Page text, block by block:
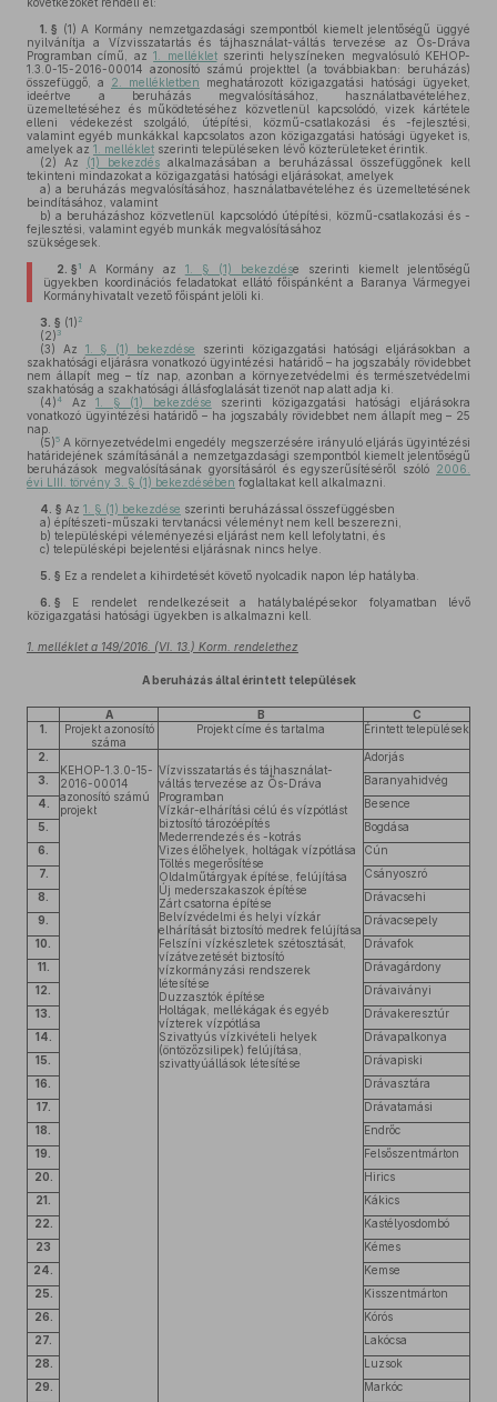
1. § (1) A Kormány nemzetgazdasági szempontból kiemelt jelentőségű üggyé
nyilvánítja a Vízvisszatartás és tájhasználat-váltás tervezése az Ős-Dráva
Programban című, az1. mellékletszerinti helyszíneken megvalósuló KEHOP-
1.3.0-15-2016-00014 azonosító számú projekttel (a továbbiakban: beruházás)
összefüggő, a 2. mellékletben meghatározott közigazgatási hatósági ügyeket,
ideértve a beruházás megvalósításához, használatbavételéhez,
üzemeltetéséhez és működtetéséhez közvetlenül kapcsolódó, vizek kártétele
elleni védekezést szolgáló, útépítési, közmű-csatlakozási és -fejlesztési,
valamint egyéb munkákkal kapcsolatos azon közigazgatási hatósági ügyeket is,
amelyek az 1. melléklet szerinti településeken lévő közterületeket érintik.
(2) Az (1) bekezdésalkalmazásában a beruházással összefüggőnek kell
tekinteni mindazokat a közigazgatási hatósági eljárásokat, amelyek
a) a beruházás megvalósításához, használatbavételéhez és üzemeltetésének
beindításához, valamint
b) a beruházáshoz közvetlenül kapcsolódó útépítési, közmű-csatlakozási és -
fejlesztési, valamint egyéb munkák megvalósításához
szükségesek.
2. § 1 A Kormány az 1. § (1) bekezdése szerinti kiemelt jelentőségű
ügyekben koordinációs feladatokat ellátó főispánként a Baranya Vármegyei
Kormányhivatalt vezető főispánt jelöli ki.
3. § (1) 2
(2) 3
(3) Az 1. § (1) bekezdése szerinti közigazgatási hatósági eljárásokban a
szakhatósági eljárásra vonatkozó ügyintézési határidő – ha jogszabály rövidebbet
nem állapít meg – tíz nap, azonban a környezetvédelmi és természetvédelmi
szakhatóság a szakhatósági állásfoglalását tizenöt nap alatt adja ki.
(4)4 Az1. § (1) bekezdése szerinti közigazgatási hatósági eljárásokra
vonatkozó ügyintézési határidő – ha jogszabály rövidebbet nem állapít meg – 25
nap.
(5)5 A környezetvédelmi engedély megszerzésére irányuló eljárás ügyintézési
határidejének számításánál a nemzetgazdasági szempontból kiemelt jelentőségű
beruházások megvalósításának gyorsításáról és egyszerűsítéséről szóló 2006.
évi LIII. törvény 3. § (1) bekezdésében foglaltakat kell alkalmazni.
4. § Az 1. § (1) bekezdése szerinti beruházással összefüggésben
a) építészeti-műszaki tervtanácsi véleményt nem kell beszerezni,
b) településképi véleményezési eljárást nem kell lefolytatni, és
c) településképi bejelentési eljárásnak nincs helye.
5. § Ez a rendelet a kihirdetését követő nyolcadik napon lép hatályba.
6. § E rendelet rendelkezéseit a hatálybalépésekor folyamatban lévő
közigazgatási hatósági ügyekben is alkalmazni kell.
1. melléklet a 149/2016. (VI. 13.) Korm. rendelethez
A beruházás által érintett települések
A B
C
1.
Projekt azonosító
száma
Projekt címe és tartalma Érintett települések
2.
KEHOP-1.3.0-15-
2016-00014
azonosító számú
projekt
Vízvisszatartás és tájhasználat-
váltás tervezése az Ős-Dráva
Programban
Vízkár-elhárítási célú és vízpótlást
biztosító tározóépítés
Mederrendezés és -kotrás
Vizes élőhelyek, holtágak vízpótlása
Töltés megerősítése
Oldalműtárgyak építése, felújítása
Új mederszakaszok építése
Zárt csatorna építése
Belvízvédelmi és helyi vízkár
elhárítását biztosító medrek felújítása
Felszíni vízkészletek szétosztását,
vízátvezetését biztosító
vízkormányzási rendszerek
létesítése
Duzzasztók építése
Holtágak, mellékágak és egyéb
vízterek vízpótlása
Szivattyús vízkivételi helyek
(öntözőzsilipek) felújítása,
szivattyúállások létesítése
Adorjás
3.
Baranyahidvég
4.
Besence
5.
Bogdása
6.
Cún
7.
Csányoszró
8.
Drávacsehi
9.
Drávacsepely
10.
Drávafok
11.
Drávagárdony
12.
Drávaiványi
13.
Drávakeresztúr
14.
Drávapalkonya
15.
Drávapiski
16.
Drávasztára
17.
Drávatamási
18.
Endrőc
19.
Felsőszentmárton
20.
Hirics
21.
Kákics
22.
Kastélyosdombó
23
Kémes
24.
Kemse
25.
Kisszentmárton
26.
Kórós
27.
Lakócsa
28.
Luzsok
29.
Markóc